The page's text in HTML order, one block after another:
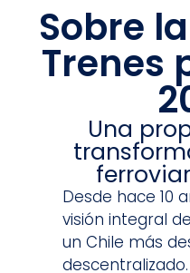
Sobre
Trenes
Una
Desde hace 10
visión integral
un Chile más